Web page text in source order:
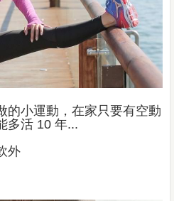
的小運動，在家只要有空動
多活 10 年...
外